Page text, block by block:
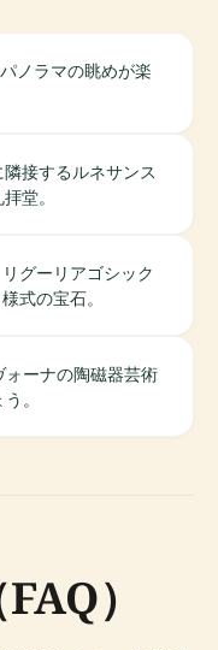
ノラマの眺めが楽
隣接するルネサンス
堂。
リグーリアゴシック
様式の宝石。
ォーナの陶磁器芸術
。
）